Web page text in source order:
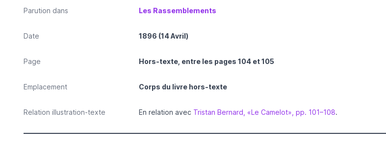
Parution dans Les Rassemblements
Date 1896 (14 Avril)
Page Hors-texte, entre les pages 104 et 105
Emplacement Corps du livre hors-texte
Relation illustration-texte En relation avec Tristan Bernard, «Le Camelot», pp. 101–108.